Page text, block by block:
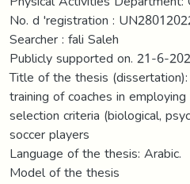
No. d 'registration :
Searcher : fali Saleh
Publicly supported on. 21-6-
Title of the thesis
training of coaches in
selection criteria (biological,
soccer players
Language of the thesis: Arabic.
Model of the thesis